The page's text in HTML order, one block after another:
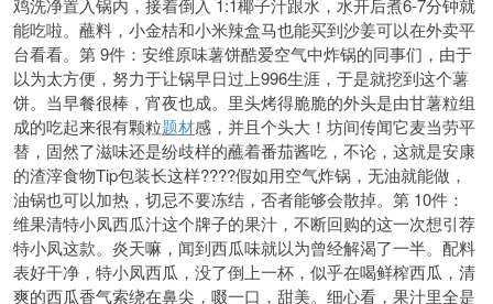
鸡洗净置入锅内，接着倒入 1:1椰子汁跟水，水开后煮6-7分钟就
能吃啦。蘸料，小金桔和小米辣盒马也能买到沙姜可以在外卖平
台看看。第 9件：安维原味薯饼酷爱空气中炸锅的同事们，由于
以为太方便，努力于让锅早日过上996生涯，于是就挖到这个薯
饼。当早餐很棒，宵夜也成。里头烤得脆脆的外头是由甘薯粒组
成的吃起来很有颗粒题材感，并且个头大！坊间传闻它麦当劳平
替，固然了滋味还是纷歧样的蘸着番茄酱吃，不论，这就是安康
的渣滓食物Tip包装长这样????假如用空气炸锅，无油就能做，
油锅也可以加热，切忌不要冻结，否者能够会散掉。第 10件：
维果清特小凤西瓜汁这个牌子的果汁，不断回购的这一次想引荐
特小凤这款。炎天嘛，闻到西瓜味就以为曾经解渴了一半。配料
表好干净，特小凤西瓜，没了倒上一杯，似乎在喝鲜榨西瓜，清
爽的西瓜香气索绕在鼻尖，啜一口，甜美。细心看，果汁里全是